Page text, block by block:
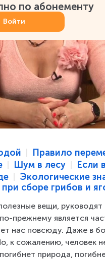
по абонементу
Войти
Правило
Шум в лесу
Если
Экологические
сборе грибов и
вещи, руководят
прежнему является
нас повсюду. Даже в
к сожалению, человек
природа,